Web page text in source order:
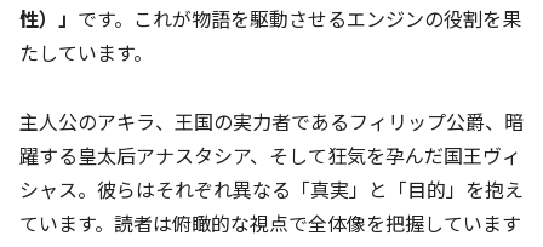
性）」 です。これが物語を駆動させるエンジンの役割を果
たしています。
主人公のアキラ、王国の実力者であるフィリップ公爵、暗
躍する皇太后アナスタシア、そして狂気を孕んだ国王ヴィ
シャス。彼らはそれぞれ異なる「真実」と「目的」を抱え
ています。読者は俯瞰的な視点で全体像を把握しています